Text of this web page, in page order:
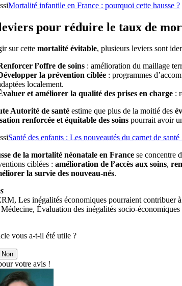
Mortalité infantile en France : pourquoi cette hausse ?
pour réduire le taux de
sur cette mortalité évitable, plusieurs leviers sont
l’offre de soins: amélioration du maillage
la prévention ciblée: programmes
localement.
et améliorer la qualité des prises en charge:
Autorité de santéestime que plus de la moitié des
renforcée et équitable des soinspourrait avoir
Santé des enfants : Les nouveautés du carnet de
de la mortalité néonatale en Francese concentre
ciblées : amélioration de l’accès aux soins,
la survie des nouveau-nés.
Les inégalités économiques pourraient contribuer
Évaluation des inégalités socio-
vous a-t-il été utile ?
Non
votre avis !